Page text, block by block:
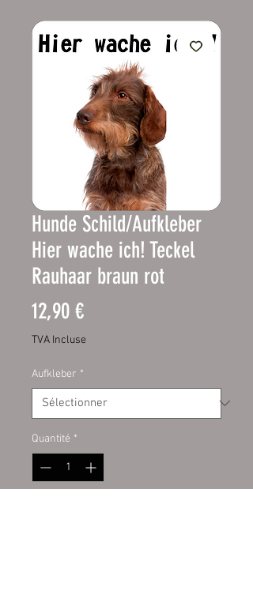
Hunde Schild/Aufkleber
Hier wache ich! Teckel
Rauhaar braun rot
12,90 €Prix
TVA Incluse
Aufkleber *
Quantité *